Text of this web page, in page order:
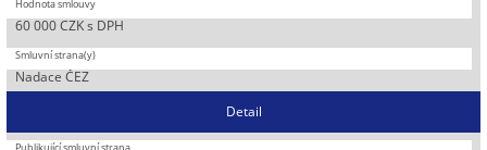
60 000 CZK s DPH
Nadace ČEZ
Detail